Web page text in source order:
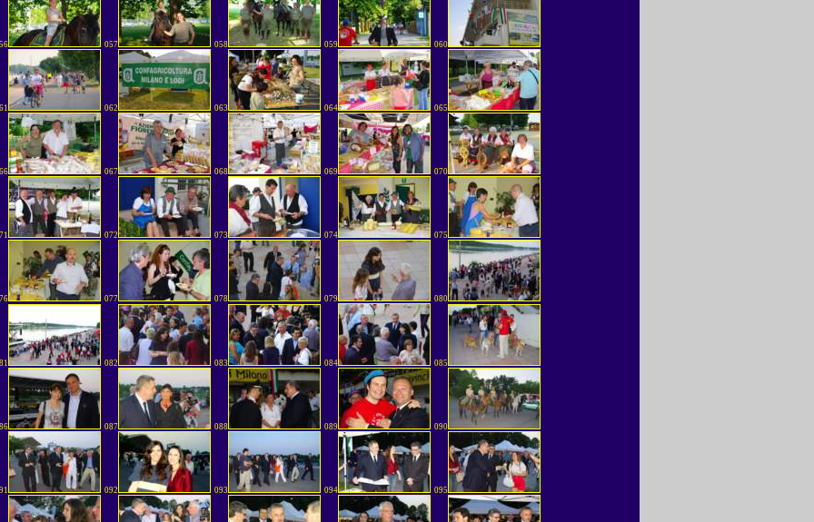
057 058 059 060
062 063 064 065
067 068 069 070
072 073 074 075
077 078 079 080
082 083 084 085
087 088 089 090
092 093 094 095